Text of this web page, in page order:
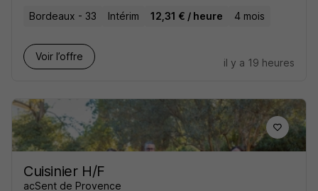
Bordeaux - 33 Intérim 12,31 € / heure 4 mois
Voir l’offre
il y a 19 heures
Cuisinier H/F
acSent de Provence